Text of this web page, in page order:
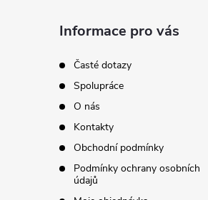
Informace pro vás
Časté dotazy
Spolupráce
O nás
Kontakty
Obchodní podmínky
Podmínky ochrany osobních
údajů